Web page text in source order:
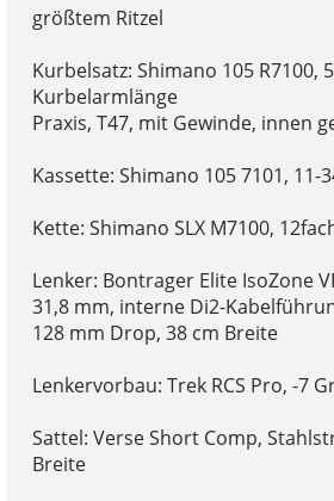
größtem Ritzel
Kurbelsatz: Shimano 105 R7100,
Kurbelarmlänge
Praxis, T47, mit Gewinde, innen
Kassette: Shimano 105 7101, 11-
Kette: Shimano SLX M7100,
Lenker: Bontrager Elite IsoZone
31,8 mm, interne Di2-
128 mm Drop, 38 cm Breite
Lenkervorbau: Trek RCS Pro, -7
Sattel: Verse Short Comp,
Breite